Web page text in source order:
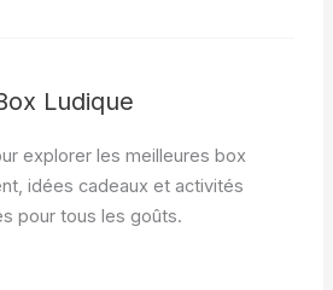
Ludique
explorer les meilleures box
idées cadeaux et activités
pour tous les goûts.